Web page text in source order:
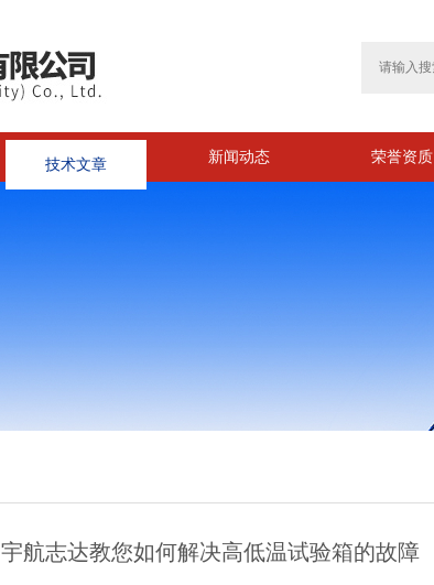
技术文章 新闻动态 荣誉资质
宇航志达教您如何解决高低温试验箱的故障